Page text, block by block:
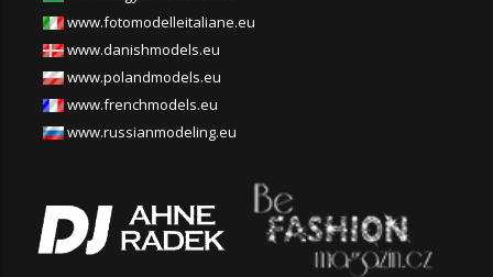
www.fotomodelleitaliane.eu
www.danishmodels.eu
www.polandmodels.eu
www.frenchmodels.eu
www.russianmodeling.eu